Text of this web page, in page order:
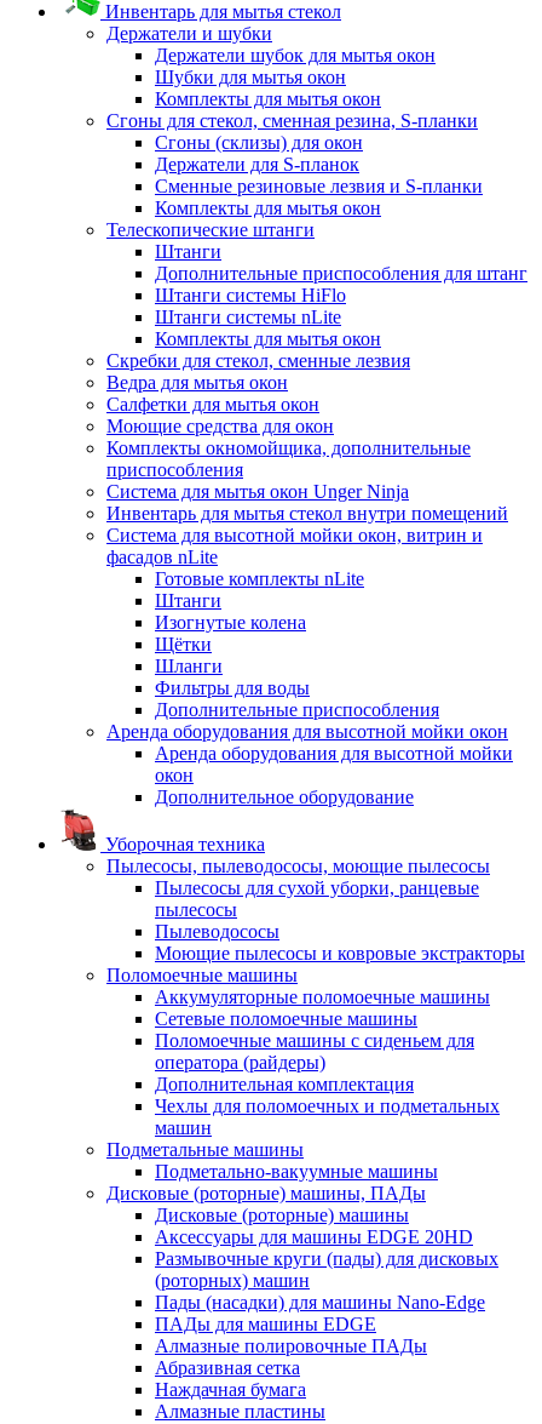
Инвентарь для мытья стекол
Держатели и шубки
Держатели шубок для мытья окон
Шубки для мытья окон
Комплекты для мытья окон
Сгоны для стекол, сменная резина, S-планки
Сгоны (склизы) для окон
Держатели для S-планок
Сменные резиновые лезвия и S-планки
Комплекты для мытья окон
Телескопические штанги
Штанги
Дополнительные приспособления для штанг
Штанги системы HiFlo
Штанги системы nLite
Комплекты для мытья окон
Скребки для стекол, сменные лезвия
Ведра для мытья окон
Салфетки для мытья окон
Моющие средства для окон
Комплекты окномойщика, дополнительные
приспособления
Система для мытья окон Unger Ninja
Инвентарь для мытья стекол внутри помещений
Система для высотной мойки окон, витрин и
фасадов nLite
Готовые комплекты nLite
Штанги
Изогнутые колена
Щётки
Шланги
Фильтры для воды
Дополнительные приспособления
Аренда оборудования для высотной мойки окон
Аренда оборудования для высотной мойки
окон
Дополнительное оборудование
Уборочная техника
Пылесосы, пылеводососы, моющие пылесосы
Пылесосы для сухой уборки, ранцевые
пылесосы
Пылеводососы
Моющие пылесосы и ковровые экстракторы
Поломоечные машины
Аккумуляторные поломоечные машины
Сетевые поломоечные машины
Поломоечные машины с сиденьем для
оператора (райдеры)
Дополнительная комплектация
Чехлы для поломоечных и подметальных
машин
Подметальные машины
Подметально-вакуумные машины
Дисковые (роторные) машины, ПАДы
Дисковые (роторные) машины
Аксессуары для машины EDGE 20HD
Размывочные круги (пады) для дисковых
(роторных) машин
Пады (насадки) для машины Nano-Edge
ПАДы для машины EDGE
Алмазные полировочные ПАДы
Абразивная сетка
Наждачная бумага
Алмазные пластины